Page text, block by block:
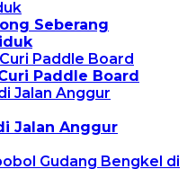
Seberang
Paddle Board
Jalan Anggur